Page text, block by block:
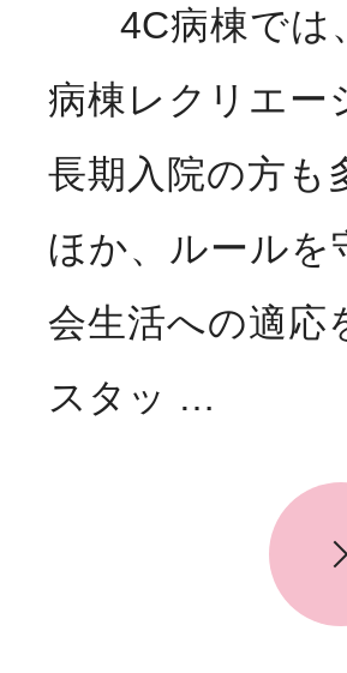
4C病棟では
病棟レクリエー
長期入院の方も
ほか、ルールを
会生活への適応
スタッ …